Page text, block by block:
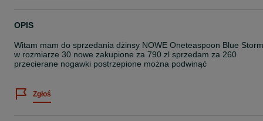
OPIS
Witam mam do sprzedania dżinsy NOWE Oneteaspoon Blue Storm
w rozmiarze 30 nowe zakupione za 790 zl sprzedam za 260
przecierane nogawki postrzepione można podwinąć
Zgłoś